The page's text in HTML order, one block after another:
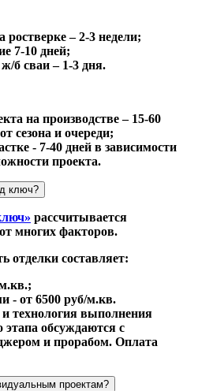
– 2-3 недели;
7-10 дней;
б сваи – 1-3 дня.
на производстве – 15-60
сезона и очереди;
- 7-40 дней в зависимости
проекта.
ключ?
рассчитывается
многих факторов.
отделки составляет:
- от 6500 руб/м.кв.
технология выполнения
этапа обсуждаются с
и прорабом. Оплата
проектам?